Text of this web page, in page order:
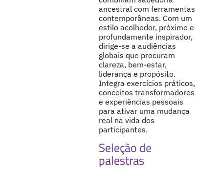
ancestral com ferramentas
contemporâneas. Com um
estilo acolhedor, próximo e
profundamente inspirador,
dirige-se a audiências
globais que procuram
clareza, bem-estar,
liderança e propósito.
Integra exercícios práticos,
conceitos transformadores
e experiências pessoais
para ativar uma mudança
real na vida dos
participantes.
Seleção de
palestras